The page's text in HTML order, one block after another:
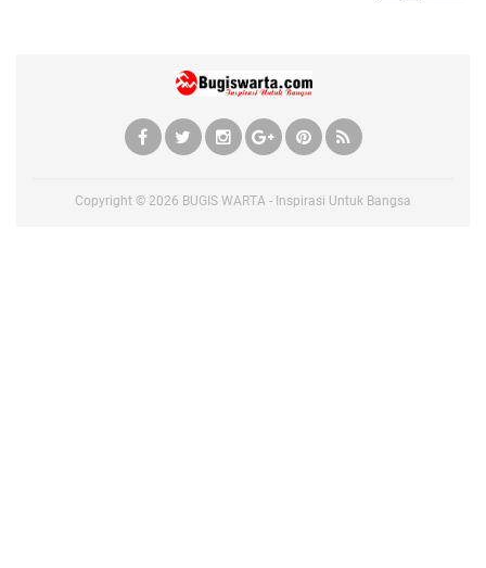
Copyright © 2026 BUGIS WARTA - Inspirasi Untuk Bangsa